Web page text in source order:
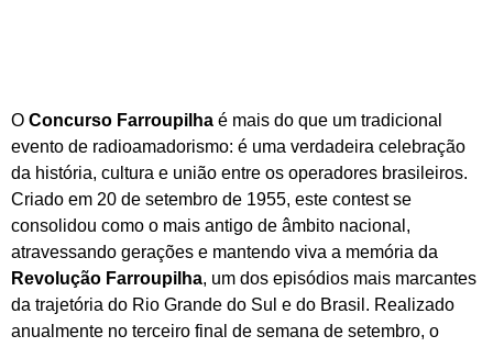
O Concurso Farroupilha é mais do que um tradicional
evento de radioamadorismo: é uma verdadeira celebração
da história, cultura e união entre os operadores brasileiros.
Criado em 20 de setembro de 1955, este contest se
consolidou como o mais antigo de âmbito nacional,
atravessando gerações e mantendo viva a memória da
Revolução Farroupilha, um dos episódios mais marcantes
da trajetória do Rio Grande do Sul e do Brasil. Realizado
anualmente no terceiro final de semana de setembro, o